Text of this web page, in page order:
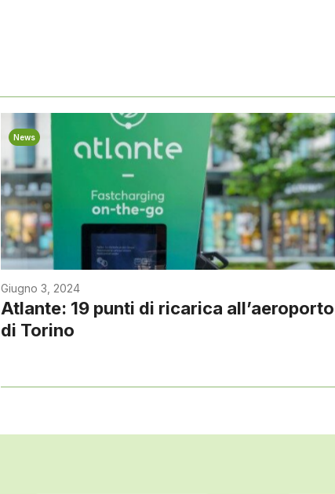
News
Giugno 3, 2024
Atlante: 19 punti di ricarica all’aeroporto
di Torino